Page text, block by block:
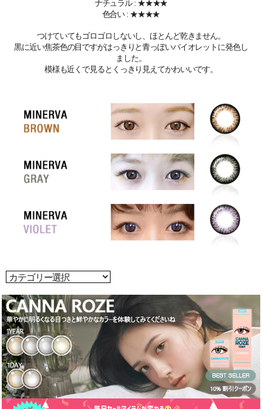
ナチュラル : ★★★★
色合い : ★★★★
つけていてもゴロゴロしないし、ほとんど乾きません。
黒に近い焦茶色の目ですがはっきりと青っぽいバイオレットに発色し
ました。
模様も近くで見るとくっきり見えてかわいいです。